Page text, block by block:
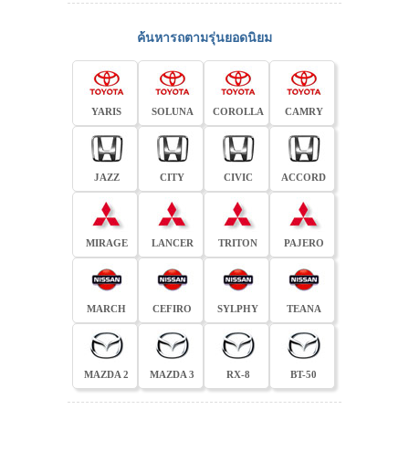
ค้นหารถตามรุ่นยอดนิยม
YARIS SOLUNA COROLLA CAMRY
JAZZ CITY CIVIC ACCORD
MIRAGE LANCER TRITON PAJERO
MARCH CEFIRO SYLPHY TEANA
MAZDA 2 MAZDA 3 RX-8 BT-50